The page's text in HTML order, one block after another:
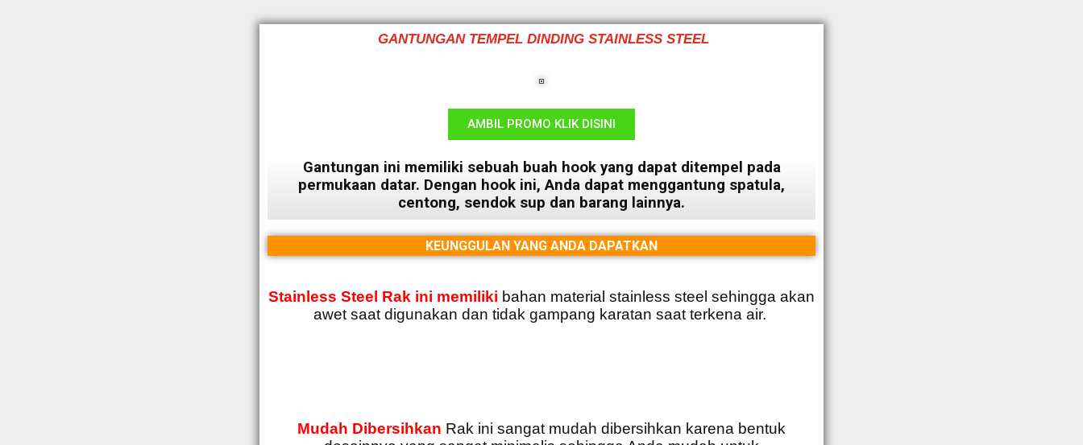
GANTUNGAN TEMPEL DINDING STAINLESS STEEL
AMBIL PROMO KLIK DISINI
Gantungan ini memiliki sebuah buah hook yang dapat ditempel pada
permukaan datar. Dengan hook ini, Anda dapat menggantung spatula,
centong, sendok sup dan barang lainnya.
KEUNGGULAN YANG ANDA DAPATKAN
Stainless Steel Rak ini memiliki bahan material stainless steel sehingga akan
awet saat digunakan dan tidak gampang karatan saat terkena air.
Mudah Dibersihkan Rak ini sangat mudah dibersihkan karena bentuk